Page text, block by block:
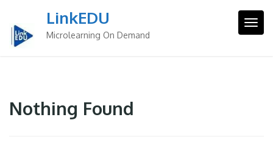
content
LinkEDU
Microlearning On Demand
Nothing Found